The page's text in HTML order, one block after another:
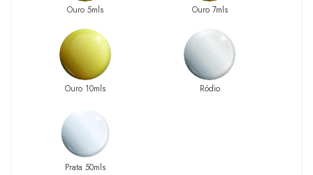
Ouro 5mls Ouro 7mls
Ouro 10mls Ródio
Prata 50mls